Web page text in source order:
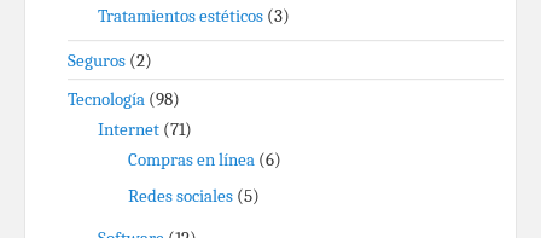
Tratamientos estéticos (3)
Seguros (2)
Tecnología (98)
Internet (71)
Compras en línea (6)
Redes sociales (5)